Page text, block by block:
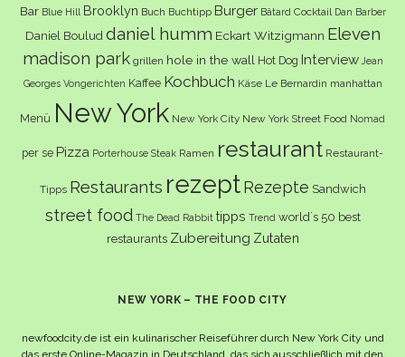
Bar Blue Hill Brooklyn Buch Buchtipp Burger Bâtard Cocktail Dan Barber
Daniel Boulud daniel humm Eckart Witzigmann Eleven
madison park grillen hole in the wall Hot Dog Interview Jean
Georges Vongerichten Kaffee Kochbuch Käse Le Bernardin manhattan
Menü New York New York City New York Street Food Nomad
per se Pizza Porterhouse Steak Ramen restaurant Restaurant-
Tipps Restaurants rezept Rezepte Sandwich
street food The Dead Rabbit tipps Trend world´s 50 best
restaurants Zubereitung Zutaten
NEW YORK – THE FOOD CITY
newfoodcity.de ist ein kulinarischer Reiseführer durch New York City und
das erste Online-Magazin in Deutschland, das sich ausschließlich mit den